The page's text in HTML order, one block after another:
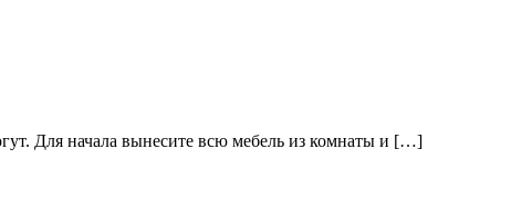
Для начала вынесите всю мебель из комнаты и […]